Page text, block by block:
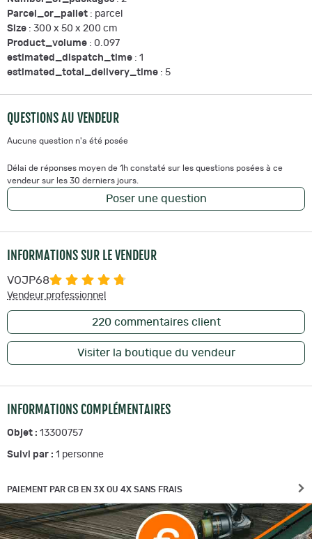
Parcel_or_pallet : parcel
Size : 300 x 50 x 200 cm
Product_volume : 0.097
estimated_dispatch_time : 1
estimated_total_delivery_time : 5
QUESTIONS AU VENDEUR
Aucune question n'a été posée
Délai de réponses moyen de 1h constaté sur les questions posées à ce
vendeur sur les 30 derniers jours.
Poser une question
INFORMATIONS SUR LE VENDEUR
VOJP68
Vendeur professionnel
220commentaires client
Visiter la boutique du vendeur
INFORMATIONS COMPLÉMENTAIRES
Objet : 13300757
Suivi par : 1 personne
PAIEMENT PAR CB EN 3X OU 4X SANS FRAIS